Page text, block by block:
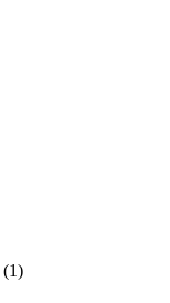
(1)